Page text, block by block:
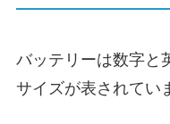
バッテリーは数字と
サイズが表されてい